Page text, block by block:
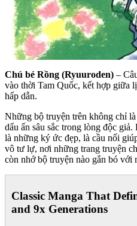
Chú bé Rồng (Ryuuroden) –
vào thời Tam Quốc, kết hợp giữa
hấp dẫn.
Những bộ truyện trên không chỉ
dấu ấn sâu sắc trong lòng độc
là những ký ức đẹp, là cầu nối
vô tư lự, nơi những trang truyện
còn nhớ bộ truyện nào gắn bó với
Classic Manga That
and 9x Generations